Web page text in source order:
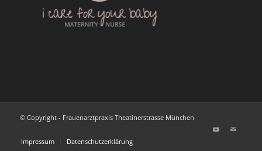
© Copyright - Frauenarztpraxis Theatinerstrasse München
Impressum Datenschutzerklärung